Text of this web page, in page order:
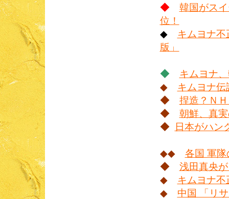
◆
韓国がス
位！
◆
キムヨナ
版」
◆
キムヨナ
◆
キムヨナ伝
◆
捏造？Ｎ
◆
朝鮮、真
◆
日本がハン
◆◆
各国 軍
◆
浅田真央
◆
キムヨナ
◆
中国 「リ